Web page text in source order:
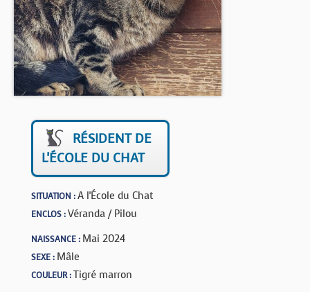
CONTACT
BOUTIQUE
FORUM
RÉSIDENT DE
L'ÉCOLE DU CHAT
SITUATION :A l'École du Chat
ENCLOS :Véranda / Pilou
NAISSANCE : Mai 2024
SEXE : Mâle
COULEUR :Tigré marron